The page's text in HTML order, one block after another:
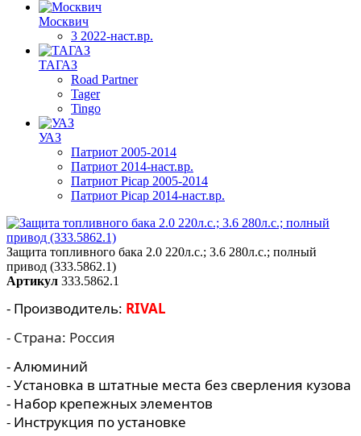
Москвич
3 2022-наст.вр.
ТАГАЗ
Road Partner
Tager
Tingo
УАЗ
Патриот 2005-2014
Патриот 2014-наст.вр.
Патриот Picap 2005-2014
Патриот Picap 2014-наст.вр.
Защита топливного бака 2.0 220л.с.; 3.6 280л.с.; полный
привод (333.5862.1)
Артикул 333.5862.1
- Производитель: RIVAL
- Страна: Россия
- Алюминий
- Установка в штатные места без сверления кузова
- Набор крепежных элементов
- Инструкция по установке